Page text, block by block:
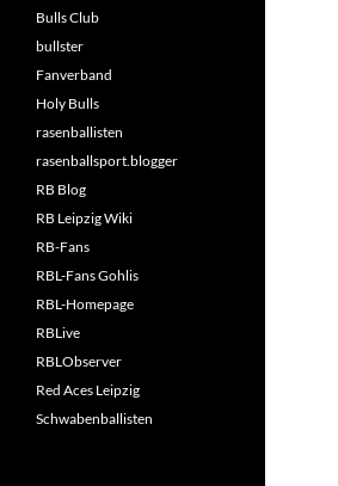
Bulls Club
bullster
Fanverband
Holy Bulls
rasenballisten
rasenballsport.blogger
RB Blog
RB Leipzig Wiki
RB-Fans
RBL-Fans Gohlis
RBL-Homepage
RBLive
RBLObserver
Red Aces Leipzig
Schwabenballisten